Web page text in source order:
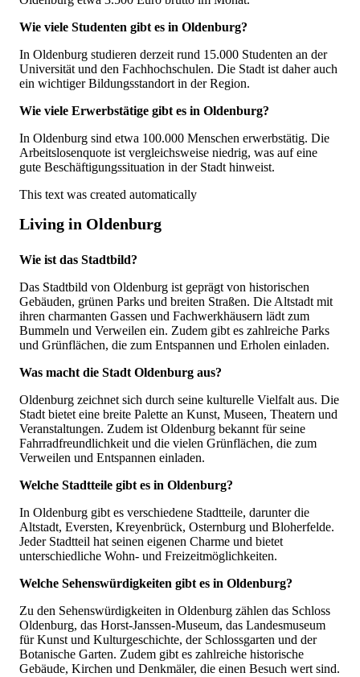
Wie viele Studenten gibt es in Oldenburg?
In Oldenburg studieren derzeit rund 15.000 Studenten an der
Universität und den Fachhochschulen. Die Stadt ist daher auch
ein wichtiger Bildungsstandort in der Region.
Wie viele Erwerbstätige gibt es in Oldenburg?
In Oldenburg sind etwa 100.000 Menschen erwerbstätig. Die
Arbeitslosenquote ist vergleichsweise niedrig, was auf eine
gute Beschäftigungssituation in der Stadt hinweist.
This text was created automatically
Living in Oldenburg
Wie ist das Stadtbild?
Das Stadtbild von Oldenburg ist geprägt von historischen
Gebäuden, grünen Parks und breiten Straßen. Die Altstadt mit
ihren charmanten Gassen und Fachwerkhäusern lädt zum
Bummeln und Verweilen ein. Zudem gibt es zahlreiche Parks
und Grünflächen, die zum Entspannen und Erholen einladen.
Was macht die Stadt Oldenburg aus?
Oldenburg zeichnet sich durch seine kulturelle Vielfalt aus. Die
Stadt bietet eine breite Palette an Kunst, Museen, Theatern und
Veranstaltungen. Zudem ist Oldenburg bekannt für seine
Fahrradfreundlichkeit und die vielen Grünflächen, die zum
Verweilen und Entspannen einladen.
Welche Stadtteile gibt es in Oldenburg?
In Oldenburg gibt es verschiedene Stadtteile, darunter die
Altstadt, Eversten, Kreyenbrück, Osternburg und Bloherfelde.
Jeder Stadtteil hat seinen eigenen Charme und bietet
unterschiedliche Wohn- und Freizeitmöglichkeiten.
Welche Sehenswürdigkeiten gibt es in Oldenburg?
Zu den Sehenswürdigkeiten in Oldenburg zählen das Schloss
Oldenburg, das Horst-Janssen-Museum, das Landesmuseum
für Kunst und Kulturgeschichte, der Schlossgarten und der
Botanische Garten. Zudem gibt es zahlreiche historische
Gebäude, Kirchen und Denkmäler, die einen Besuch wert sind.